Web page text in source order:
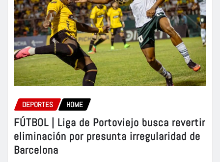
DEPORTES HOME
FÚTBOL | Liga de Portoviejo busca revertir
eliminación por presunta irregularidad de
Barcelona